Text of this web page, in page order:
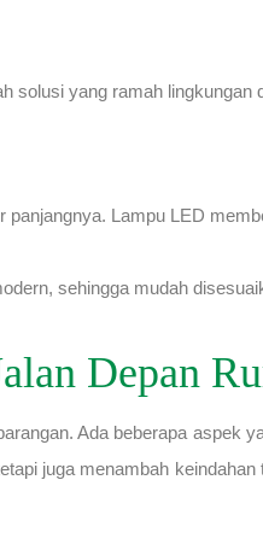
solusi yang ramah
Lampu LED
sehingga mudah
Depan
Ada beberapa aspek
juga menambah